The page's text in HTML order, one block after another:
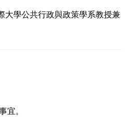
大學公共行政與政策學系教授兼
宜。